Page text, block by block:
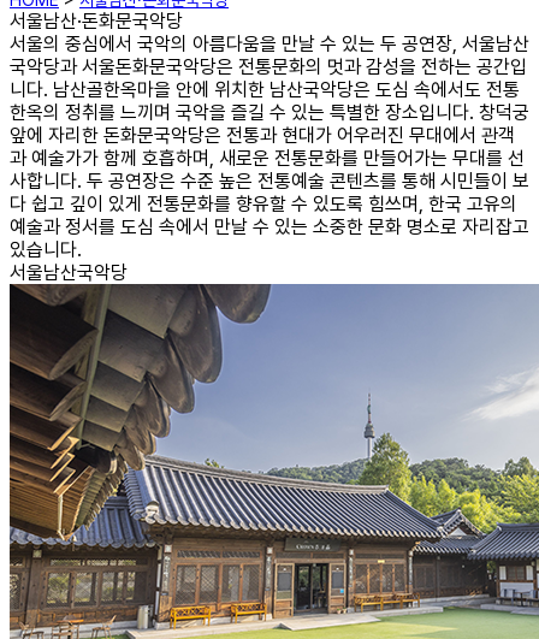
서울남산·돈화문국악당
서울의 중심에서 국악의 아름다움을 만날 수 있는 두 공연장, 서울남산
국악당과 서울돈화문국악당은 전통문화의 멋과 감성을 전하는 공간입
니다. 남산골한옥마을 안에 위치한 남산국악당은 도심 속에서도 전통
한옥의 정취를 느끼며 국악을 즐길 수 있는 특별한 장소입니다. 창덕궁
앞에 자리한 돈화문국악당은 전통과 현대가 어우러진 무대에서 관객
과 예술가가 함께 호흡하며, 새로운 전통문화를 만들어가는 무대를 선
사합니다. 두 공연장은 수준 높은 전통예술 콘텐츠를 통해 시민들이 보
다 쉽고 깊이 있게 전통문화를 향유할 수 있도록 힘쓰며, 한국 고유의
예술과 정서를 도심 속에서 만날 수 있는 소중한 문화 명소로 자리잡고
있습니다.
서울남산국악당